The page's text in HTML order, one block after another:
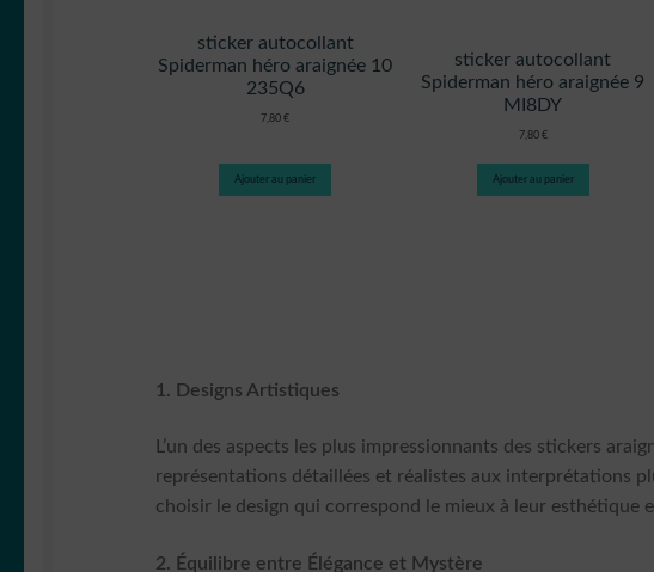
sticker autocollant
Spiderman héro araignée 10
235Q6
7,80 €
Ajouter au panier
sticker autocollant
Spiderman héro araignée 9
MI8DY
7,80 €
Ajouter au panier
1. Designs Artistiques
L’un des aspects les plus impressionnants des stickers
représentations détaillées et réalistes aux interprétations
choisir le design qui correspond le mieux à leur esthétique
2. Équilibre entre Élégance et Mystère